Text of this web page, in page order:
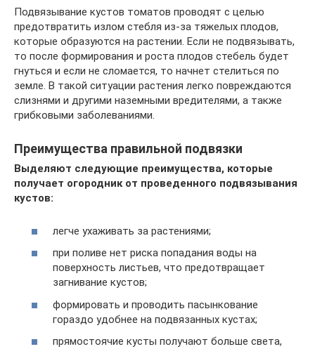
Подвязывание кустов томатов проводят с целью
предотвратить излом стебля из-за тяжелых плодов,
которые образуются на растении. Если не подвязывать,
то после формирования и роста плодов стебель будет
гнуться и если не сломается, то начнет стелиться по
земле. В такой ситуации растения легко повреждаются
слизнями и другими наземными вредителями, а также
грибковыми заболеваниями.
Преимущества правильной подвязки
Выделяют следующие преимущества, которые
получает огородник от проведенного подвязывания
кустов:
легче ухаживать за растениями;
при поливе нет риска попадания воды на
поверхность листьев, что предотвращает
загнивание кустов;
формировать и проводить пасынкование
гораздо удобнее на подвязанных кустах;
прямостоячие кусты получают больше света,